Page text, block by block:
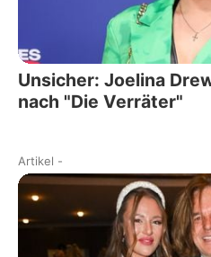
Unsicher: Joelina
nach "Die Verräter"
Artikel -